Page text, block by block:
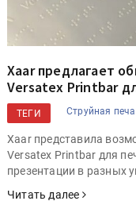
Xaar предлагает
Versatex Printbar
ТЕГИ Струйная
Xaar представила
Versatex Printbar для
презентации в разных
Читать далее